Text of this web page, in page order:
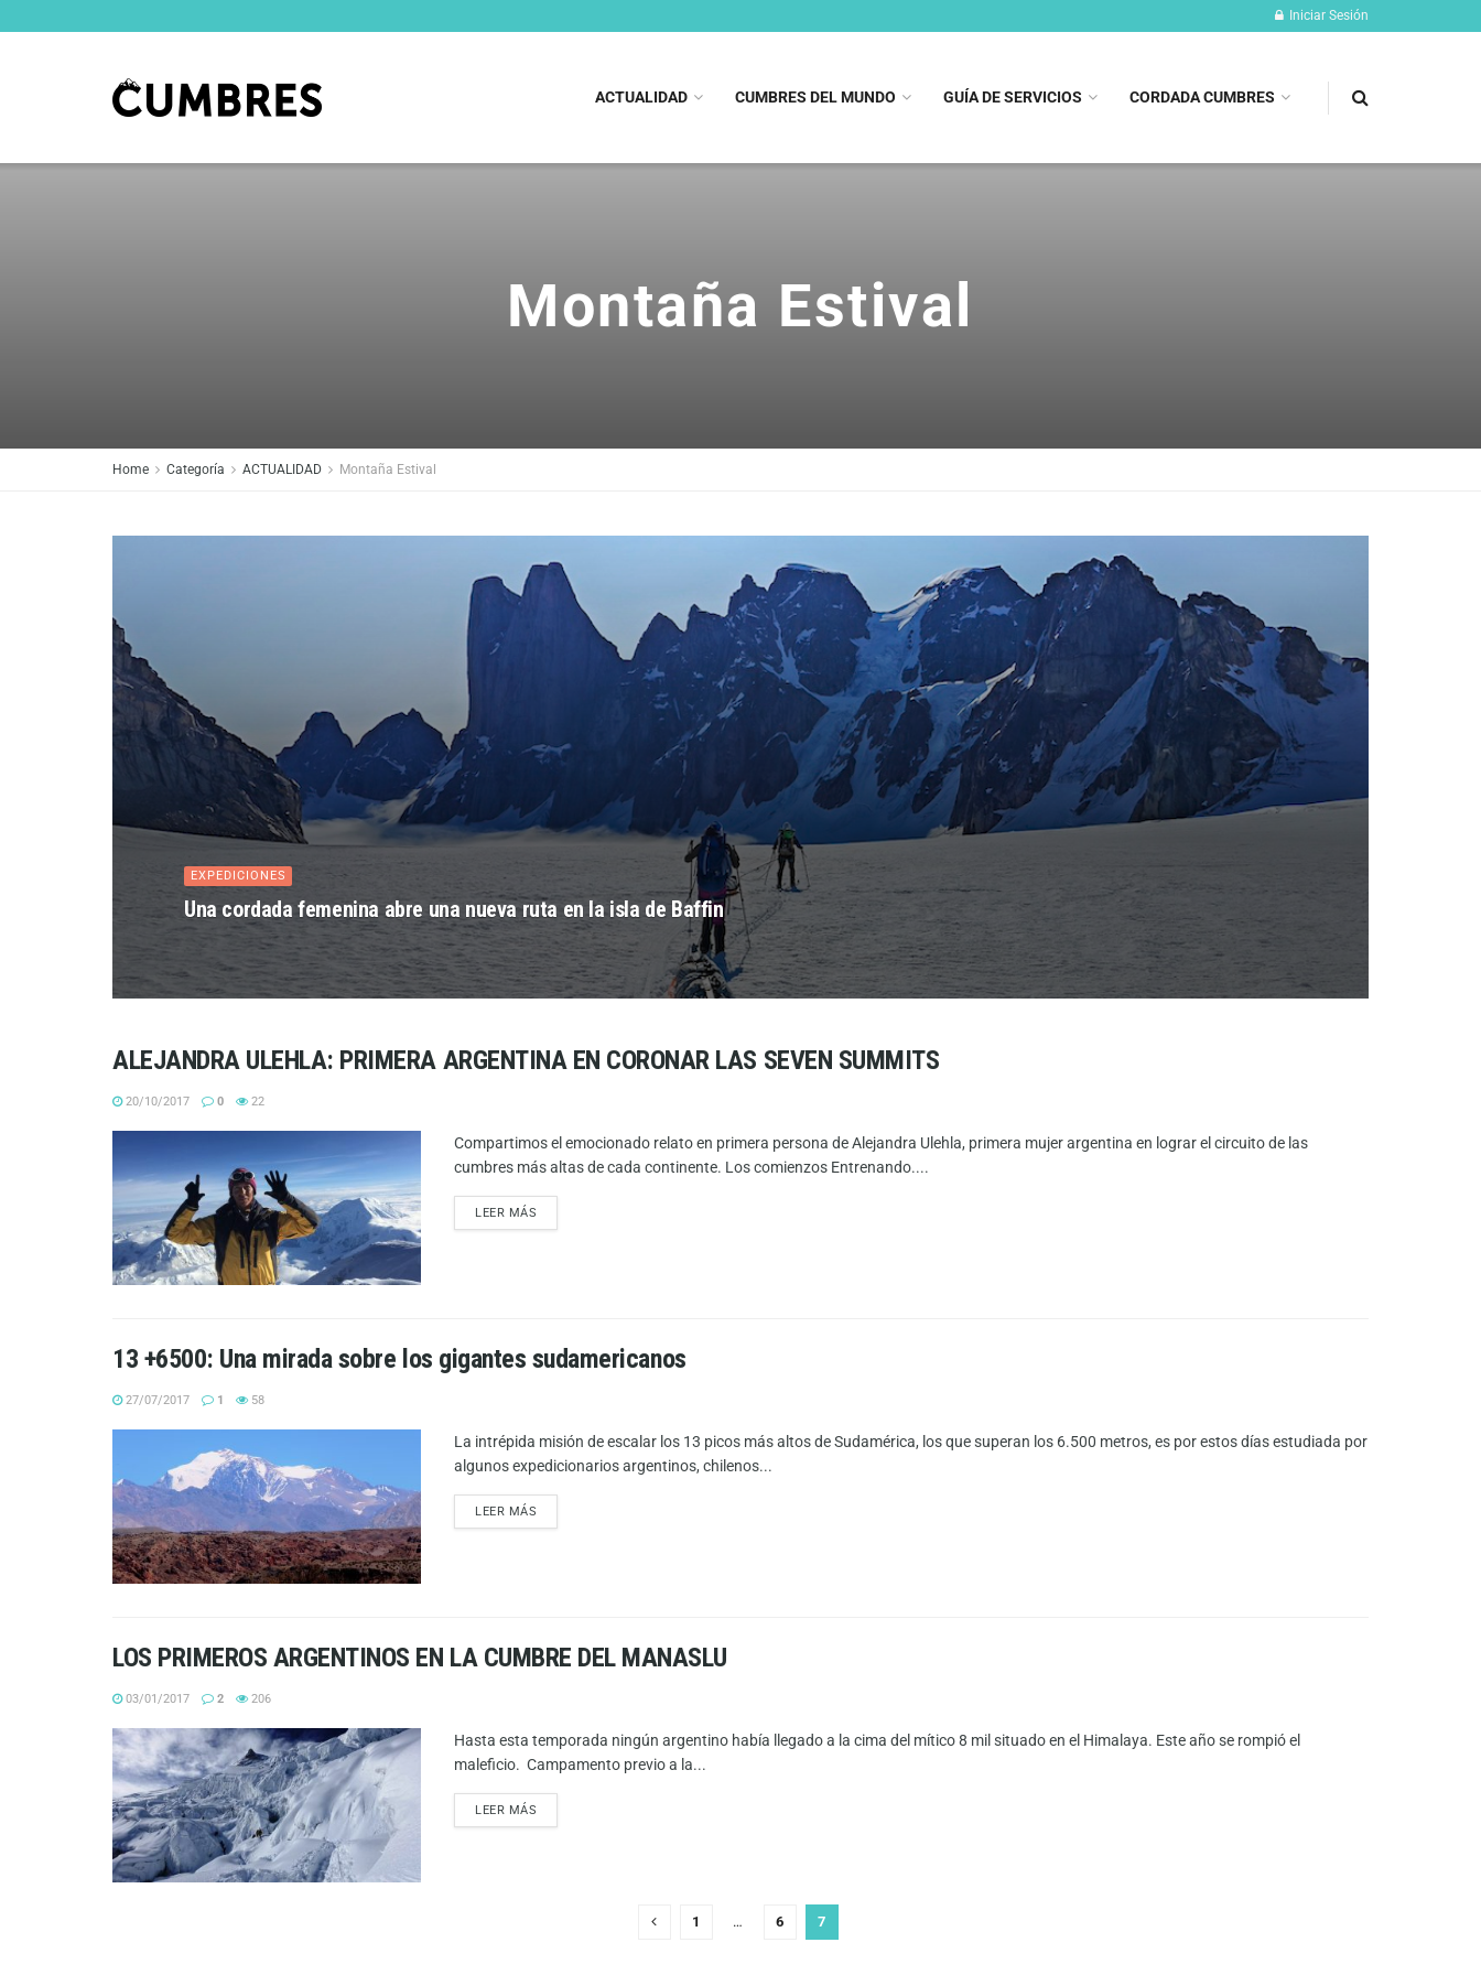
Iniciar Sesión
ACTUALIDAD CUMBRES DEL MUNDO GUÍA DE SERVICIOS CORDADA CUMBRES
Montaña Estival
Home Categoría ACTUALIDAD Montaña Estival
EXPEDICIONES
Una cordada femenina abre una nueva ruta en la isla de Baffin
ALEJANDRA ULEHLA: PRIMERA ARGENTINA EN CORONAR LAS SEVEN SUMMITS
20/10/2017 0 22
Compartimos el emocionado relato en primera persona de Alejandra Ulehla, primera mujer argentina en lograr el circuito de las
cumbres más altas de cada continente. Los comienzos Entrenando....
LEER MÁS
13 +6500: Una mirada sobre los gigantes sudamericanos
27/07/2017 1 58
La intrépida misión de escalar los 13 picos más altos de Sudamérica, los que superan los 6.500 metros, es por estos días estudiada por
algunos expedicionarios argentinos, chilenos...
LEER MÁS
LOS PRIMEROS ARGENTINOS EN LA CUMBRE DEL MANASLU
03/01/2017 2 206
Hasta esta temporada ningún argentino había llegado a la cima del mítico 8 mil situado en el Himalaya. Este año se rompió el
maleficio. Campamento previo a la...
LEER MÁS
1 … 6 7